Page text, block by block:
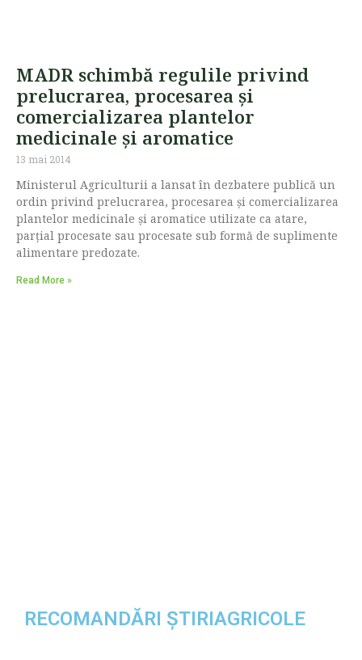
MADR schimbă regulile privind
prelucrarea, procesarea şi
comercializarea plantelor
medicinale şi aromatice
13 mai 2014
Ministerul Agriculturii a lansat în dezbatere publică un
ordin privind prelucrarea, procesarea şi comercializarea
plantelor medicinale şi aromatice utilizate ca atare,
parţial procesate sau procesate sub formă de suplimente
alimentare predozate.
Read More »
RECOMANDĂRI ȘTIRIAGRICOLE